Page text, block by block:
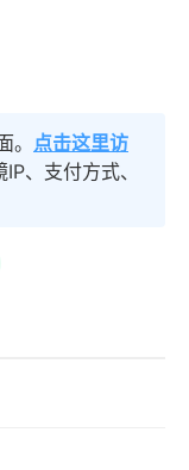
点击这里访
、支付方式、